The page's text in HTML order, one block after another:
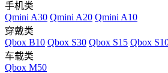
手机类
Qmini A30 Qmini A20 Qmini A10
穿戴类
Qbox B10 Qbox S30 Qbox S15 Qbox
车载类
Qbox M50